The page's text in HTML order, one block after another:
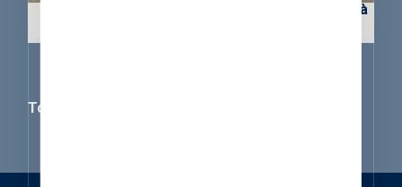
Réaménagement de la Place du Vieux Marché à
Toutes nos réalisations